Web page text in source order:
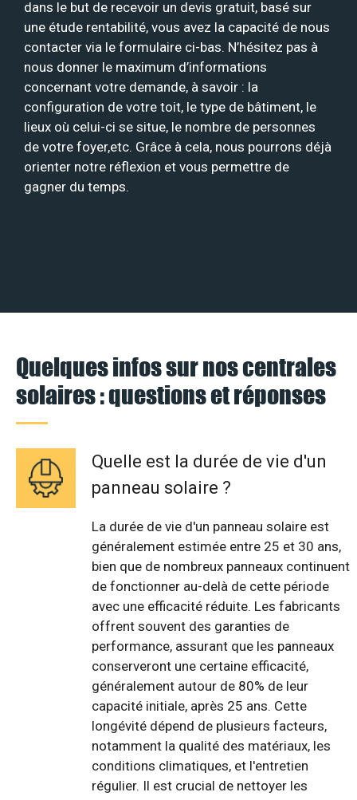
dans le but de recevoir un devis gratuit, basé sur
une étude rentabilité, vous avez la capacité de nous
contacter via le formulaire ci-bas. N’hésitez pas à
nous donner le maximum d’informations
concernant votre demande, à savoir : la
configuration de votre toit, le type de bâtiment, le
lieux où celui-ci se situe, le nombre de personnes
de votre foyer,etc. Grâce à cela, nous pourrons déjà
orienter notre réflexion et vous permettre de
gagner du temps.
Quelques infos sur nos centrales
solaires : questions et réponses
Quelle est la durée de vie d'un
panneau solaire ?
La durée de vie d'un panneau solaire est
généralement estimée entre 25 et 30 ans,
bien que de nombreux panneaux continuent
de fonctionner au-delà de cette période
avec une efficacité réduite. Les fabricants
offrent souvent des garanties de
performance, assurant que les panneaux
conserveront une certaine efficacité,
généralement autour de 80% de leur
capacité initiale, après 25 ans. Cette
longévité dépend de plusieurs facteurs,
notamment la qualité des matériaux, les
conditions climatiques, et l'entretien
régulier. Il est crucial de nettoyer les